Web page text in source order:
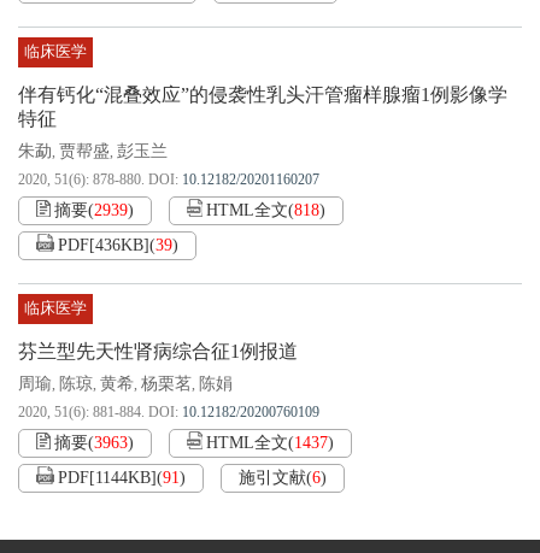
临床医学
伴有钙化“混叠效应”的侵袭性乳头汗管瘤样腺瘤1例影像学
特征
朱勐, 贾帮盛, 彭玉兰
2020, 51(6): 878-880. DOI: 10.12182/20201160207
摘要(2939) HTML全文(818)
PDF[436KB](39)
临床医学
芬兰型先天性肾病综合征1例报道
周瑜, 陈琼, 黄希, 杨栗茗, 陈娟
2020, 51(6): 881-884. DOI: 10.12182/20200760109
摘要(3963) HTML全文(1437)
PDF[1144KB](91) 施引文献(6)